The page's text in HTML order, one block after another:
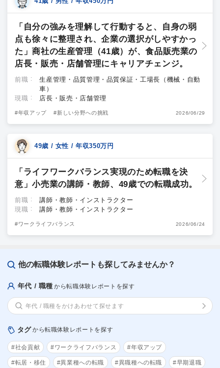
「自分の強みを理解して行動すると、自身の弱
点も徐々に整理され、企業の選択がしやすかっ
た」商社の生産管理（41歳）が、食品販売業の
店長・販売・店舗管理にキャリアチェンジ。
前職
生産管理・品質管理・品質保証・工場長（機械・自動
車）
現職
店長・販売・店舗管理
#年収アップ #新しい分野への挑戦 2026/06/29
49歳 / 女性 / 年収350万円
「ライフワークバランス実現のため転職を決
意」小売業の講師・教師、49歳での転職成功。
前職
講師・教師・インストラクター
現職
講師・教師・インストラクター
#ワークライフバランス 2026/06/24
他の転職体験レポートも探してみませんか？
年代 / 職種 から転職体験レポートを探す
年代 / 職種をかけあわせて探せます
タグから転職体験レポートを探す
#社会貢献 #ワークライフバランス #年収アップ
#転居・移住 #異業種への転職 #異職種への転職 #早期退職